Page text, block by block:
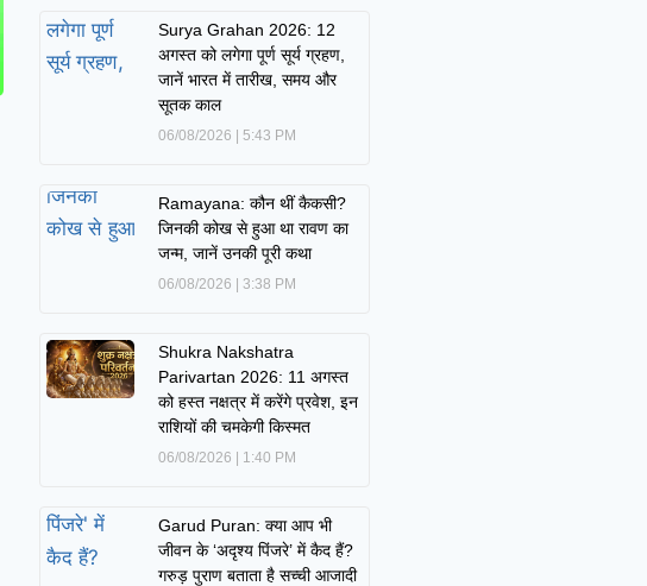
Surya Grahan 2026: 12
अगस्त को लगेगा पूर्ण सूर्य ग्रहण,
जानें भारत में तारीख, समय और
सूतक काल
06/08/2026 5:43 PM
Ramayana: कौन थीं कैकसी?
जिनकी कोख से हुआ था रावण का
जन्म, जानें उनकी पूरी कथा
06/08/2026 3:38 PM
Shukra Nakshatra
Parivartan 2026: 11 अगस्त
को हस्त नक्षत्र में करेंगे प्रवेश, इन
राशियों की चमकेगी किस्मत
06/08/2026 1:40 PM
Garud Puran: क्या आप भी
जीवन के ‘अदृश्य पिंजरे’ में कैद हैं?
गरुड़ पुराण बताता है सच्ची आजादी